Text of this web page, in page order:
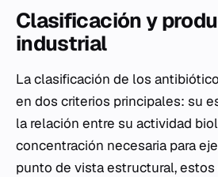
Clasificación y
industrial
La clasificación de los
en dos criterios principales: su
la relación entre su actividad
concentración necesaria para
punto de vista estructural,